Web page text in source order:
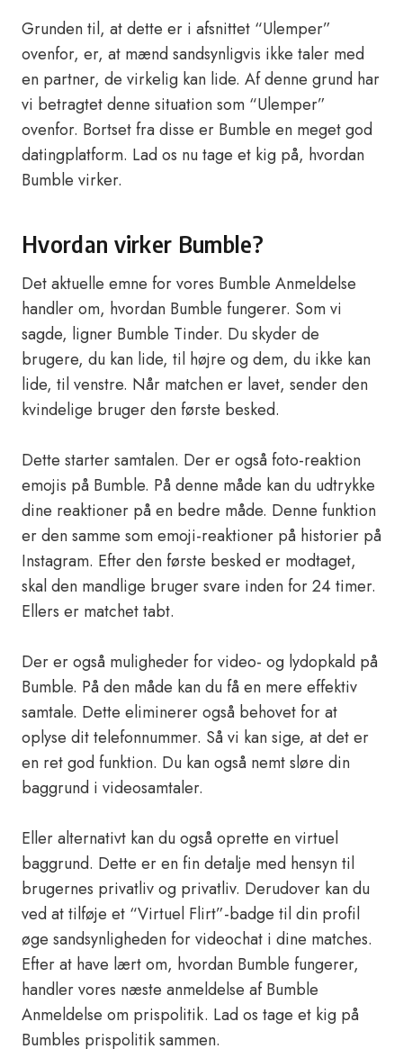
Grunden til, at dette er i afsnittet “Ulemper”
ovenfor, er, at mænd sandsynligvis ikke taler med
en partner, de virkelig kan lide. Af denne grund har
vi betragtet denne situation som “Ulemper”
ovenfor. Bortset fra disse er Bumble en meget god
datingplatform. Lad os nu tage et kig på, hvordan
Bumble virker.
Hvordan virker Bumble?
Det aktuelle emne for vores Bumble Anmeldelse
handler om, hvordan Bumble fungerer. Som vi
sagde, ligner Bumble Tinder. Du skyder de
brugere, du kan lide, til højre og dem, du ikke kan
lide, til venstre. Når matchen er lavet, sender den
kvindelige bruger den første besked.
Dette starter samtalen. Der er også foto-reaktion
emojis på Bumble. På denne måde kan du udtrykke
dine reaktioner på en bedre måde. Denne funktion
er den samme som emoji-reaktioner på historier på
Instagram. Efter den første besked er modtaget,
skal den mandlige bruger svare inden for 24 timer.
Ellers er matchet tabt.
Der er også muligheder for video- og lydopkald på
Bumble. På den måde kan du få en mere effektiv
samtale. Dette eliminerer også behovet for at
oplyse dit telefonnummer. Så vi kan sige, at det er
en ret god funktion. Du kan også nemt sløre din
baggrund i videosamtaler.
Eller alternativt kan du også oprette en virtuel
baggrund. Dette er en fin detalje med hensyn til
brugernes privatliv og privatliv. Derudover kan du
ved at tilføje et “Virtuel Flirt”-badge til din profil
øge sandsynligheden for videochat i dine matches.
Efter at have lært om, hvordan Bumble fungerer,
handler vores næste anmeldelse af Bumble
Anmeldelse om prispolitik. Lad os tage et kig på
Bumbles prispolitik sammen.